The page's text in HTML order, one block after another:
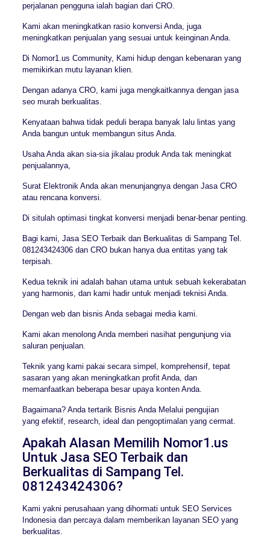
perjalanan pengguna ialah bagian dari CRO.
Kami akan meningkatkan rasio konversi Anda, juga
meningkatkan penjualan yang sesuai untuk keinginan Anda.
Di Nomor1.us Community, Kami hidup dengan kebenaran yang
memikirkan mutu layanan klien.
Dengan adanya CRO, kami juga mengkaitkannya dengan jasa
seo murah berkualitas.
Kenyataan bahwa tidak peduli berapa banyak lalu lintas yang
Anda bangun untuk membangun situs Anda.
Usaha Anda akan sia-sia jikalau produk Anda tak meningkat
penjualannya,
Surat Elektronik Anda akan menunjangnya dengan Jasa CRO
atau rencana konversi.
Di situlah optimasi tingkat konversi menjadi benar-benar penting.
Bagi kami, Jasa SEO Terbaik dan Berkualitas di Sampang Tel.
081243424306 dan CRO bukan hanya dua entitas yang tak
terpisah.
Kedua teknik ini adalah bahan utama untuk sebuah kekerabatan
yang harmonis, dan kami hadir untuk menjadi teknisi Anda.
Dengan web dan bisnis Anda sebagai media kami.
Kami akan menolong Anda memberi nasihat pengunjung via
saluran penjualan.
Teknik yang kami pakai secara simpel, komprehensif, tepat
sasaran yang akan meningkatkan profit Anda, dan
memanfaatkan beberapa besar upaya konten Anda.
Bagaimana? Anda tertarik Bisnis Anda Melalui pengujian
yang efektif, research, ideal dan pengoptimalan yang cermat.
Apakah Alasan Memilih Nomor1.us
Untuk Jasa SEO Terbaik dan
Berkualitas di Sampang Tel.
081243424306?
Kami yakni perusahaan yang dihormati untuk SEO Services
Indonesia dan percaya dalam memberikan layanan SEO yang
berkualitas.